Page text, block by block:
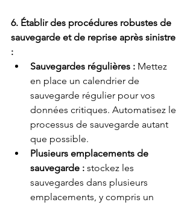
6. Établir des procédures robustes de
sauvegarde et de reprise après sinistre
:
Sauvegardes régulières : Mettez
en place un calendrier de
sauvegarde régulier pour vos
données critiques. Automatisez le
processus de sauvegarde autant
que possible.
Plusieurs emplacements de
sauvegarde : stockez les
sauvegardes dans plusieurs
emplacements, y compris un